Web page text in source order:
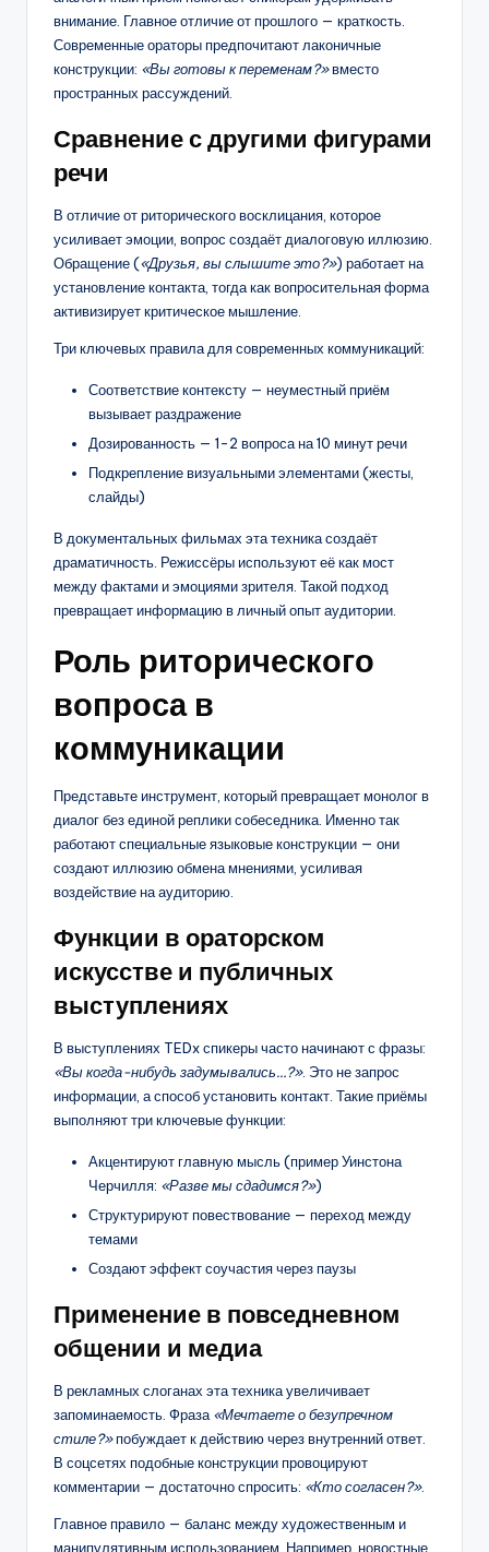
внимание. Главное отличие от прошлого — краткость.
Современные ораторы предпочитают лаконичные
конструкции: «Вы готовы к переменам?»вместо
пространных рассуждений.
Сравнение с другими фигурами
речи
В отличие от риторического восклицания, которое
усиливает эмоции, вопрос создаёт диалоговую иллюзию.
Обращение («Друзья, вы слышите это?») работает на
установление контакта, тогда как вопросительная форма
активизирует критическое мышление.
Три ключевых правила для современных коммуникаций:
Соответствие контексту — неуместный приём
вызывает раздражение
Дозированность — 1-2 вопроса на 10 минут речи
Подкрепление визуальными элементами (жесты,
слайды)
В документальных фильмах эта техника создаёт
драматичность. Режиссёры используют её как мост
между фактами и эмоциями зрителя. Такой подход
превращает информацию в личный опыт аудитории.
Роль риторического
вопроса в
коммуникации
Представьте инструмент, который превращает монолог в
диалог без единой реплики собеседника. Именно так
работают специальные языковые конструкции — они
создают иллюзию обмена мнениями, усиливая
воздействие на аудиторию.
Функции в ораторском
искусстве и публичных
выступлениях
В выступлениях TEDx спикеры часто начинают с фразы:
«Вы когда-нибудь задумывались…?». Это не запрос
информации, а способ установить контакт. Такие приёмы
выполняют три ключевые функции:
Акцентируют главную мысль (пример Уинстона
Черчилля: «Разве мы сдадимся?»)
Структурируют повествование — переход между
темами
Создают эффект соучастия через паузы
Применение в повседневном
общении и медиа
В рекламных слоганах эта техника увеличивает
запоминаемость. Фраза «Мечтаете о безупречном
стиле?»побуждает к действию через внутренний ответ.
В соцсетях подобные конструкции провоцируют
комментарии — достаточно спросить: «Кто согласен?».
Главное правило — баланс между художественным и
манипулятивным использованием. Например, новостные